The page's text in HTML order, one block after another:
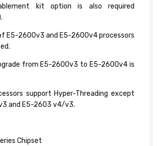
kit option is also required
of E5-2600v3 and E5-2600v4 processors
from E5-2600v3 to E5-2600v4 is
support Hyper-Threading except
and E5-2603 v4/v3.
Chipset